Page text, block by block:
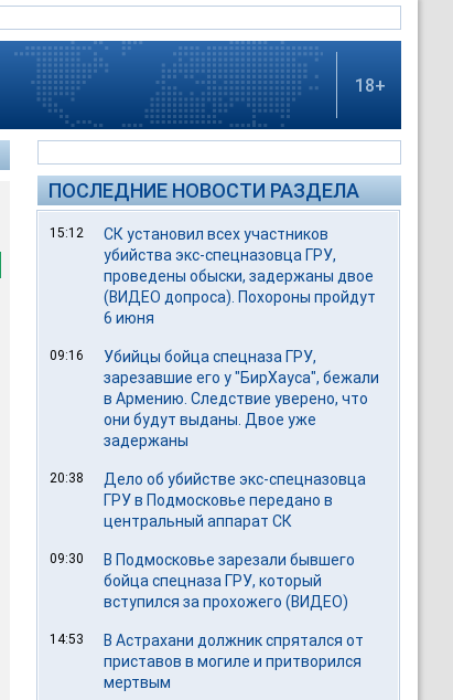
18+
ПОСЛЕДНИЕ НОВОСТИ РАЗДЕЛА
15:12
СК установил всех участников
убийства экс-спецназовца ГРУ,
проведены обыски, задержаны двое
(ВИДЕО допроса). Похороны пройдут
6 июня
09:16
Убийцы бойца спецназа ГРУ,
зарезавшие его у "БирХауса", бежали
в Армению. Следствие уверено, что
они будут выданы. Двое уже
задержаны
20:38
Дело об убийстве экс-спецназовца
ГРУ в Подмосковье передано в
центральный аппарат СК
09:30
В Подмосковье зарезали бывшего
бойца спецназа ГРУ, который
вступился за прохожего (ВИДЕО)
14:53
В Астрахани должник спрятался от
приставов в могиле и притворился
мертвым